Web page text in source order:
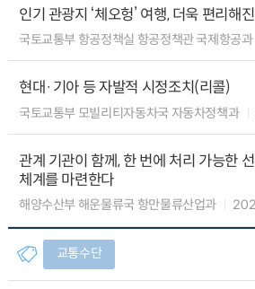
인기 관광지 ‘체오헝’ 여행, 더욱 편리해
국토교통부 항공정책실 항공정책관 국제항공과
현대·기아 등 자발적 시정조치(리콜)
국토교통부 모빌리티자동차국 자동차정책과
관계 기관이 함께, 한 번에 처리 가능한
체계를 마련한다
해양수산부 해운물류국 항만물류산업과
교통수단